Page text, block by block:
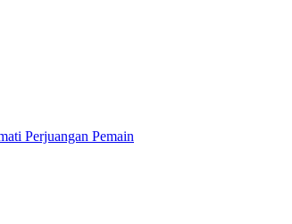
Perjuangan Pemain